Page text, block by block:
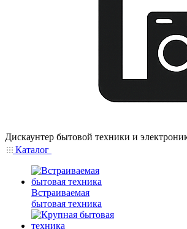
Дискаунтер бытовой техники и
Каталог
Встраиваемая
бытовая техника